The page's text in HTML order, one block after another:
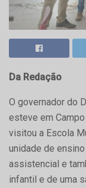
Da Redação
O governador do
esteve em
visitou a Escola
unidade de
assistencial e
infantil e de uma